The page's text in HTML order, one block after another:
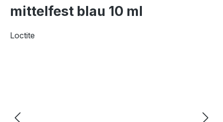
mittelfest blau 10 ml
Loctite